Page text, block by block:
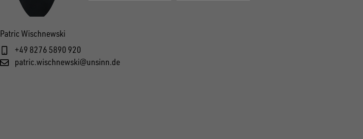
Patric Wischnewski
+49 8276 5890 920
patric.wischnewski@unsinn.de